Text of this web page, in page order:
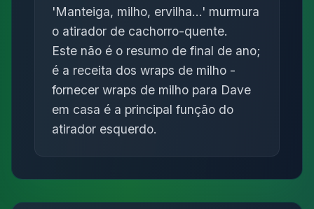
'Manteiga, milho, ervilha...' murmura
o atirador de cachorro-quente.
Este não é o resumo de final de ano;
é a receita dos wraps de milho -
fornecer wraps de milho para Dave
em casa é a principal função do
atirador esquerdo.